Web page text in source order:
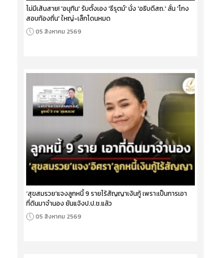
ไม่มีเส้นสาย! 'อนุทิน' รับตั้งเอง 'ธีรุตม์' นั่ง 'อธิบดีสถ.' ลั่น 'โกง
สอบท้องถิ่น' ใหญ่-เล็กโดนหมด
05 สิงหาคม 2569
‘สุขสมรวย’แจงลูกหนี้ 9 รายไร้สัญญาเงินกู้ เพราะเป็นการเอา
ที่ดินมาจำนอง ยันแจ้งป.ป.ช.แล้ว
05 สิงหาคม 2569